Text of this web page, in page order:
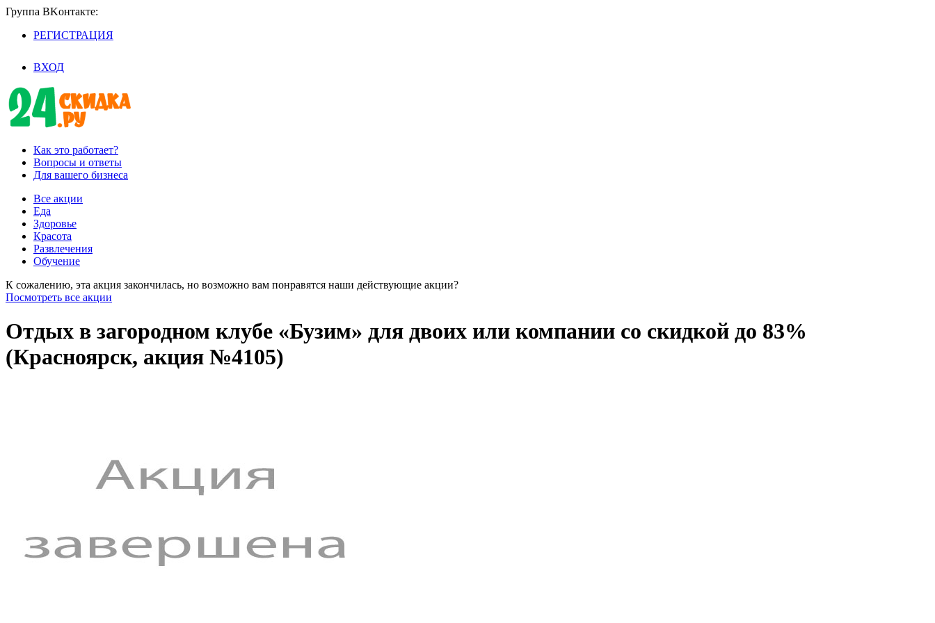
Группа BKoнтaктe:
РЕГИСТРАЦИЯ
ВХОД
Как это работает?
Вопросы и ответы
Для вашего бизнеса
Все акции
Еда
Здоровье
Красота
Развлечения
Обучение
К сожалению, эта акция закончилась, но возможно вам понравятся наши действующие акции?
Посмотреть все акции
Отдых в загородном клубе «Бузим» для двоих или компании со скидкой до 83%
(Красноярск, акция №4105)